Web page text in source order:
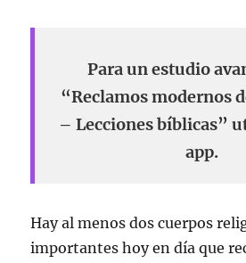
Para un estudio
“Reclamos modernos
– Lecciones bíblicas”
app.
Hay al menos dos cuerpos
importantes hoy en día que